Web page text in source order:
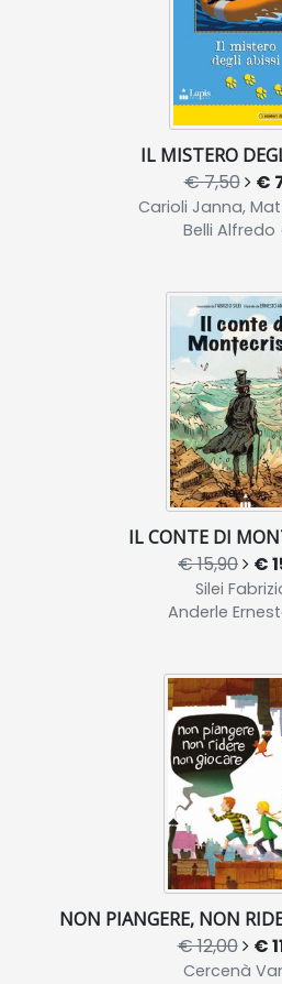
IL MISTERO
€ 7,50 €
Carioli Janna,
Belli Alfredo
IL CONTE DI
€ 15,90 €
Silei
Anderle
NON PIANGERE, NON
€ 12,00 €
Cercenà